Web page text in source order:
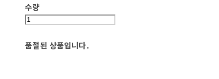
수량
품절된 상품입니다.